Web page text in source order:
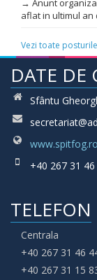
→ Anunt
aflat in ultimul
Vezi toate
DATE DE
Sfântu
www.spitfog.ro
+40 267 31
TELEFON
Centrala
+40 267 31 46
+40 267 31 15